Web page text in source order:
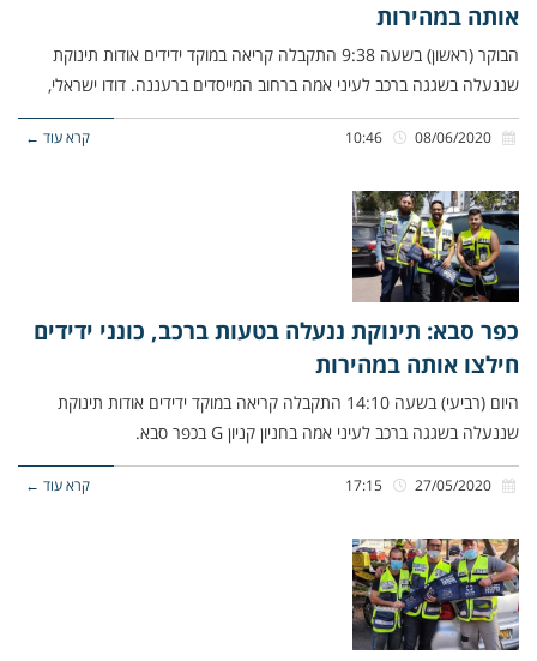
אותה במהירות
הבוקר (ראשון) בשעה 9:38 התקבלה קריאה במוקד ידידים אודות תינוקת
שננעלה בשגגה ברכב לעיני אמה ברחוב המייסדים ברעננה. דודו ישראלי,
קרא עוד ←
כפר סבא: תינוקת ננעלה בטעות ברכב, כונני ידידים
חילצו אותה במהירות
היום (רביעי) בשעה 14:10 התקבלה קריאה במוקד ידידים אודות תינוקת
שננעלה בשגגה ברכב לעיני אמה בחניון קניון G בכפר סבא.
קרא עוד ←